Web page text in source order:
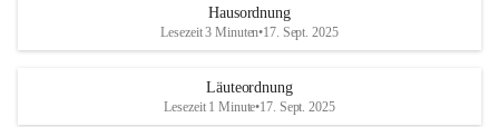
Hausordnung
Lesezeit 3 Minuten•17. Sept. 2025
Läuteordnung
Lesezeit 1 Minute•17. Sept. 2025